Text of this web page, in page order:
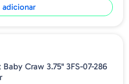
adicionar
Craw 3.75" 3FS-07-286